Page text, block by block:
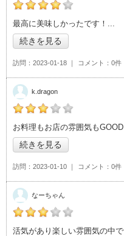
の「やまとや酒場惣吉」おす
最高に美味しかったです！
続きを見る
訪問 2023-01-18 コメント 0件
の「やまとや酒場惣吉」おす
お料理もお店の雰囲気もGOOD
続きを見る
訪問 2023-01-10 コメント 0件
k.dragon
の「やまとや酒場惣吉」お
活気があり楽しい雰囲気の中
なーちゃん